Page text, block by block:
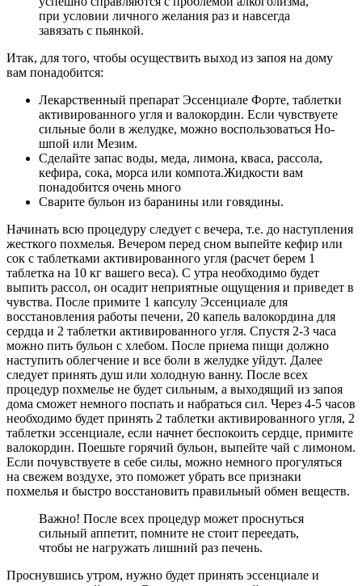
при условии личного желания раз и навсегда
завязать с пьянкой.
Итак, для того, чтобы осуществить выход из запоя на дому
вам понадобится:
Лекарственный препарат Эссенциале Форте, таблетки
активированного угля и валокордин. Если чувствуете
сильные боли в желудке, можно воспользоваться Но-
шпой или Мезим.
Сделайте запас воды, меда, лимона, кваса, рассола,
кефира, сока, морса или компота.Жидкости вам
понадобится очень много
Сварите бульон из баранины или говядины.
Начинать всю процедуру следует с вечера, т.е. до наступления
жесткого похмелья. Вечером перед сном выпейте кефир или
сок с таблетками активированного угля (расчет берем 1
таблетка на 10 кг вашего веса). С утра необходимо будет
выпить рассол, он осадит неприятные ощущения и приведет в
чувства. После примите 1 капсулу Эссенциале для
восстановления работы печени, 20 капель валокордина для
сердца и 2 таблетки активированного угля. Спустя 2-3 часа
можно пить бульон с хлебом. После приема пищи должно
наступить облегчение и все боли в желудке уйдут. Далее
следует принять душ или холодную ванну. После всех
процедур похмелье не будет сильным, а выходящий из запоя
дома сможет немного поспать и набраться сил. Через 4-5 часов
необходимо будет принять 2 таблетки активированного угля, 2
таблетки эссенциале, если начнет беспокоить сердце, примите
валокордин. Поешьте горячий бульон, выпейте чай с лимоном.
Если почувствуете в себе силы, можно немного прогуляться
на свежем воздухе, это поможет убрать все признаки
похмелья и быстро восстановить правильный обмен веществ.
Важно! После всех процедур может проснуться
сильный аппетит, помните не стоит переедать,
чтобы не нагружать лишний раз печень.
Проснувшись утром, нужно будет принять эссенциале и